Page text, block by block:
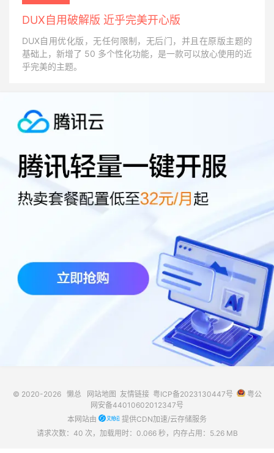
DUX自用破解版 近乎完美开心版
DUX自用优化版，无任何限制，无后门，并且在原版主题的
基础上，新增了 50 多个性化功能，是一款可以放心使用的近
乎完美的主题。
© 2020-2026 懒总 网站地图 友情链接 粤ICP备2023130447号
粤公
网安备44010602012347号
本网站由
提供CDN加速/云存储服务
请求次数：40 次，加载用时：0.066 秒，内存占用：5.26 MB